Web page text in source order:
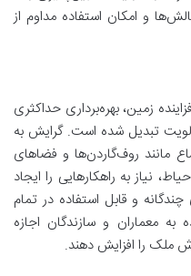
و امکان استفاده مداوم از
زمین، بهره‌برداری حداکثری
تبدیل شده است. گرایش به
مانند روف‌گاردن‌ها و فضاهای
نیاز به راهکارهایی را ایجاد
چندگانه و قابل استفاده در تمام
معماران و سازندگان اجازه
ملک را افزایش دهند.